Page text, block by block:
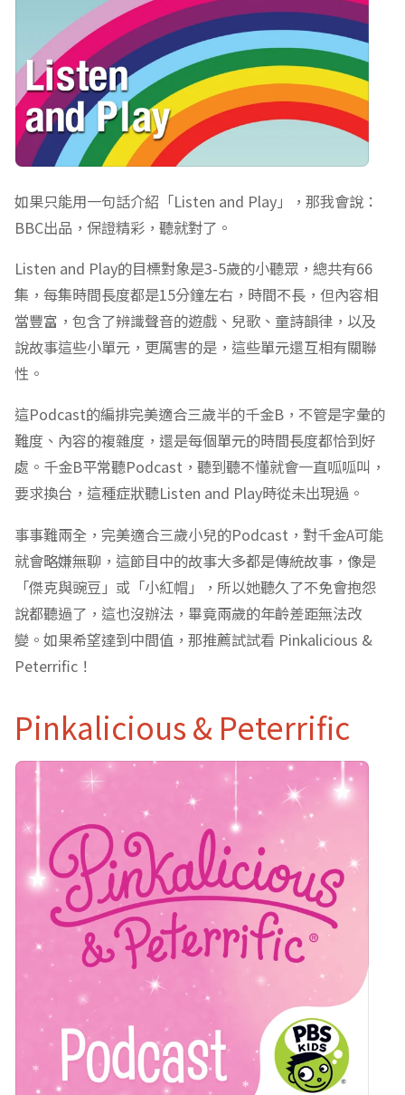
如果只能用一句話介紹「Listen and Play」，那我會說：
BBC出品，保證精彩，聽就對了。
Listen and Play的目標對象是3-5歲的小聽眾，總共有66
集，每集時間長度都是15分鐘左右，時間不長，但內容相
當豐富，包含了辨識聲音的遊戲、兒歌、童詩韻律，以及
說故事這些小單元，更厲害的是，這些單元還互相有關聯
性。
這Podcast的編排完美適合三歲半的千金B，不管是字彙的
難度、內容的複雜度，還是每個單元的時間長度都恰到好
處。千金B平常聽Podcast，聽到聽不懂就會一直呱呱叫，
要求換台，這種症狀聽Listen and Play時從未出現過。
事事難兩全，完美適合三歲小兒的Podcast，對千金A可能
就會略嫌無聊，這節目中的故事大多都是傳統故事，像是
「傑克與豌豆」或「小紅帽」，所以她聽久了不免會抱怨
說都聽過了，這也沒辦法，畢竟兩歲的年齡差距無法改
變。如果希望達到中間值，那推薦試試看 Pinkalicious &
Peterrific！
Pinkalicious & Peterrific